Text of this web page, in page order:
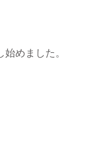
めました。